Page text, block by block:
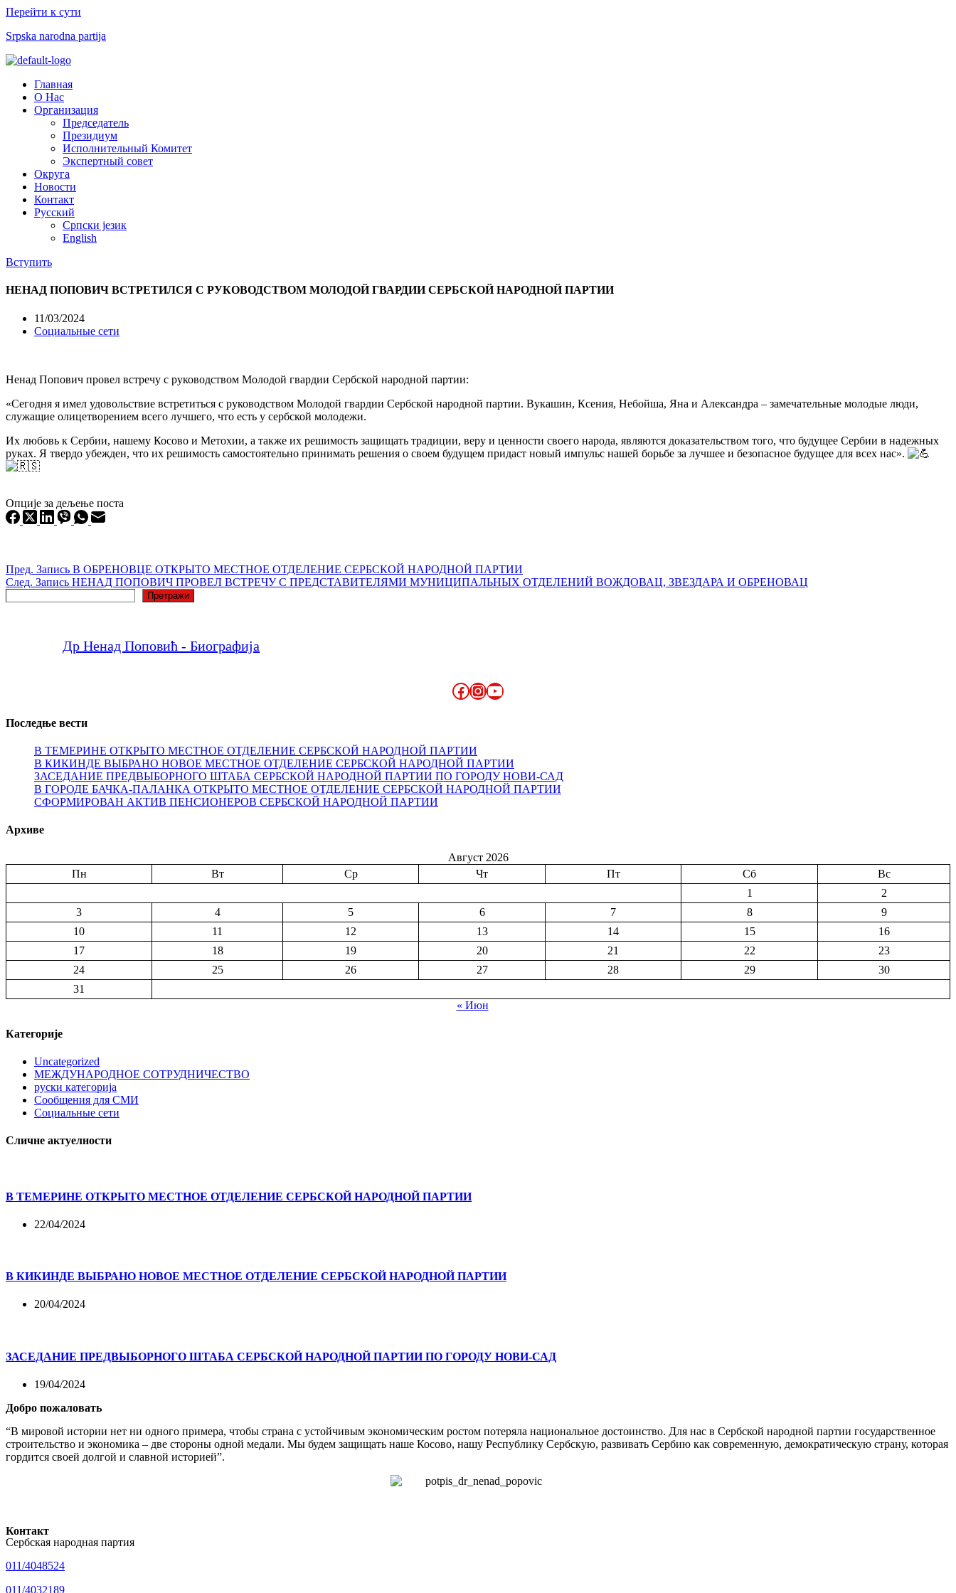
Перейти к сути
Srpska narodna partija
МенюГлавная
О Нас
Организация
Председатель
Президиум
Исполнительный Комитет
Экспертный совет​
Округа
Новости
Контакт
Русский
Српски језик
English
Вступить
НЕНАД ПОПОВИЧ ВСТРЕТИЛСЯ С РУКОВОДСТВОМ МОЛОДОЙ ГВАРДИИ СЕРБСКОЙ НАРОДНОЙ ПАРТИИ
11/03/2024
Социальные сети
Ненад Попович провел встречу с руководством Молодой гвардии Сербской народной партии:
«Сегодня я имел удовольствие встретиться с руководством Молодой гвардии Сербской народной партии. Вукашин, Ксения, Небойша, Яна и Александра – замечательные молодые люди,
служащие олицетворением всего лучшего, что есть у сербской молодежи.
Их любовь к Сербии, нашему Косово и Метохии, а также их решимость защищать традиции, веру и ценности своего народа, являются доказательством того, что будущее Сербии в надежных
руках. Я твердо убежден, что их решимость самостоятельно принимать решения о своем будущем придаст новый импульс нашей борьбе за лучшее и безопасное будущее для всех нас».
Опције за дељење поста
Пред. Запись В ОБРЕНОВЦЕ ОТКРЫТО МЕСТНОЕ ОТДЕЛЕНИЕ СЕРБСКОЙ НАРОДНОЙ ПАРТИИ
След. Запись НЕНАД ПОПОВИЧ ПРОВЕЛ ВСТРЕЧУ С ПРЕДСТАВИТЕЛЯМИ МУНИЦИПАЛЬНЫХ ОТДЕЛЕНИЙ ВОЖДОВАЦ, ЗВЕЗДАРА И ОБРЕНОВАЦ
Претражи
Др Ненад Поповић - Биографија
Facebook
Instagram
YouTube
Последње вести
В ТЕМЕРИНЕ ОТКРЫТО МЕСТНОЕ ОТДЕЛЕНИЕ СЕРБСКОЙ НАРОДНОЙ ПАРТИИ
В КИКИНДЕ ВЫБРАНО НОВОЕ МЕСТНОЕ ОТДЕЛЕНИЕ СЕРБСКОЙ НАРОДНОЙ ПАРТИИ
ЗАСЕДАНИЕ ПРЕДВЫБОРНОГО ШТАБА СЕРБСКОЙ НАРОДНОЙ ПАРТИИ ПО ГОРОДУ НОВИ-САД
В ГОРОДЕ БАЧКА-ПАЛАНКА ОТКРЫТО МЕСТНОЕ ОТДЕЛЕНИЕ СЕРБСКОЙ НАРОДНОЙ ПАРТИИ
СФОРМИРОВАН АКТИВ ПЕНСИОНЕРОВ СЕРБСКОЙ НАРОДНОЙ ПАРТИИ
Архиве
Август 2026
Пн
Вт Ср Чт Пт Сб
Вс
1
2
3
4 5 6 7 8
9
10
11 12 13 14 15
16
17
18 19 20 21 22
23
24
25 26 27 28 29
30
31
« Июн
Категорије
Uncategorized
МЕЖДУНАРОДНОЕ СОТРУДНИЧЕСТВО
руски категорија
Сообщения для СМИ
Социальные сети
Сличне актуелности
В ТЕМЕРИНЕ ОТКРЫТО МЕСТНОЕ ОТДЕЛЕНИЕ СЕРБСКОЙ НАРОДНОЙ ПАРТИИ
22/04/2024
В КИКИНДЕ ВЫБРАНО НОВОЕ МЕСТНОЕ ОТДЕЛЕНИЕ СЕРБСКОЙ НАРОДНОЙ ПАРТИИ
20/04/2024
ЗАСЕДАНИЕ ПРЕДВЫБОРНОГО ШТАБА СЕРБСКОЙ НАРОДНОЙ ПАРТИИ ПО ГОРОДУ НОВИ-САД
19/04/2024
Добро пожаловать
“В мировой истории нет ни одного примера, чтобы страна с устойчивым экономическим ростом потеряла национальное достоинство. Для нас в Сербской народной партии государственное
строительство и экономика – две стороны одной медали. Мы будем защищать наше Косово, нашу Республику Сербскую, развивать Сербию как современную, демократическую страну, которая
гордится своей долгой и славной историей”.
Контакт
Сербская народная партия
011/4048524
011/4032189